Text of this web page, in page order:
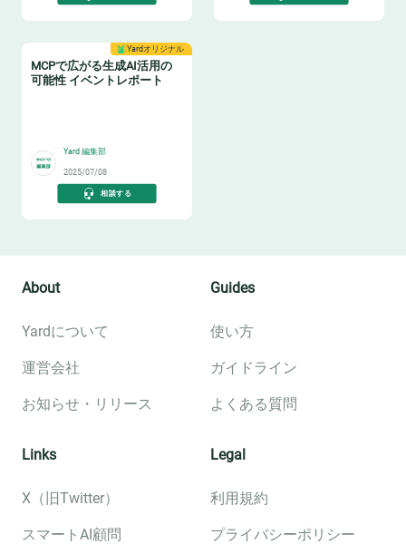
Yardオリジナル
MCPで広がる生成AI活用の
可能性 イベントレポート
Yard 編集部
2025/07/08
相談する
About
Yardについて
運営会社
お知らせ・リリース
Guides
使い方
ガイドライン
よくある質問
Links
X（旧Twitter）
スマートAI顧問
Legal
利用規約
プライバシーポリシー